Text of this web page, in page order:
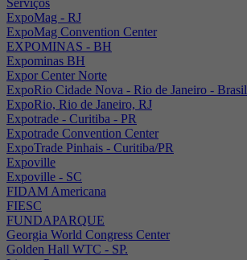
ExpoMag - RJ
ExpoMag Convention Center
EXPOMINAS - BH
Expominas BH
Expor Center Norte
ExpoRio Cidade Nova - Rio de Janeiro - Brasil
ExpoRio, Rio de Janeiro, RJ
Expotrade - Curitiba - PR
Expotrade Convention Center
ExpoTrade Pinhais - Curitiba/PR
Expoville
Expoville - SC
FIDAM Americana
FIESC
FUNDAPARQUE
Georgia World Congress Center
Golden Hall WTC - SP.